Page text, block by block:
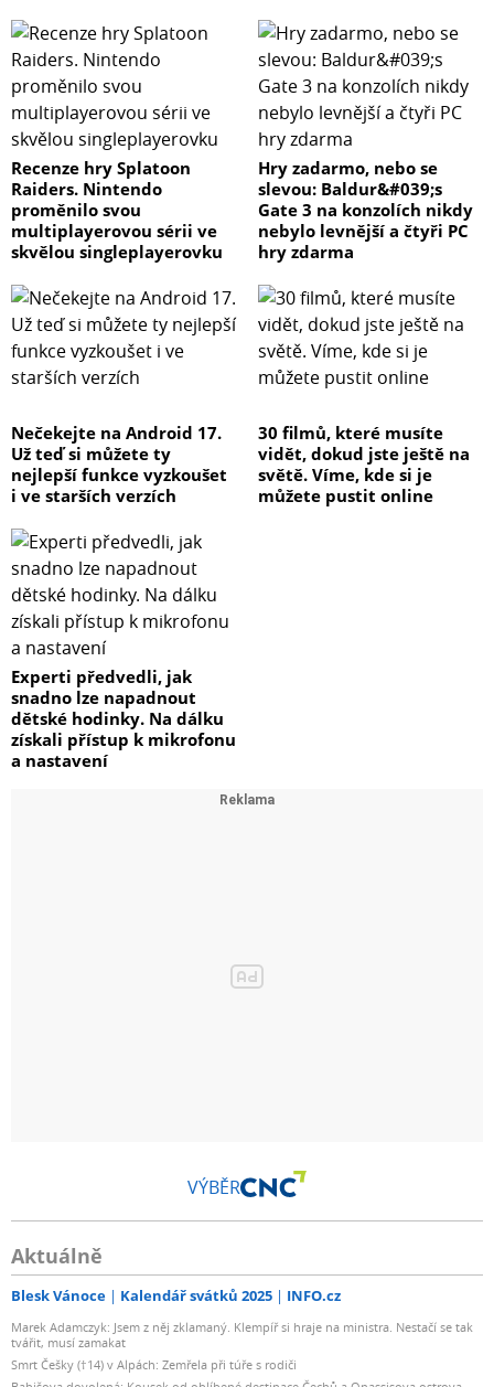
Recenze hry Splatoon
Raiders. Nintendo
proměnilo svou
multiplayerovou sérii ve
skvělou singleplayerovku
Hry zadarmo, nebo se
slevou: Baldur&#039;s
Gate 3 na konzolích nikdy
nebylo levnější a čtyři PC
hry zdarma
Nečekejte na Android 17.
Už teď si můžete ty
nejlepší funkce vyzkoušet
i ve starších verzích
30 filmů, které musíte
vidět, dokud jste ještě na
světě. Víme, kde si je
můžete pustit online
Experti předvedli, jak
snadno lze napadnout
dětské hodinky. Na dálku
získali přístup k mikrofonu
a nastavení
VÝBĚR
Aktuálně
Blesk Vánoce Kalendář svátků 2025 INFO.cz
Marek Adamczyk: Jsem z něj zklamaný. Klempíř si hraje na ministra. Nestačí se tak
tvářit, musí zamakat
Smrt Češky (†14) v Alpách: Zemřela při túře s rodiči